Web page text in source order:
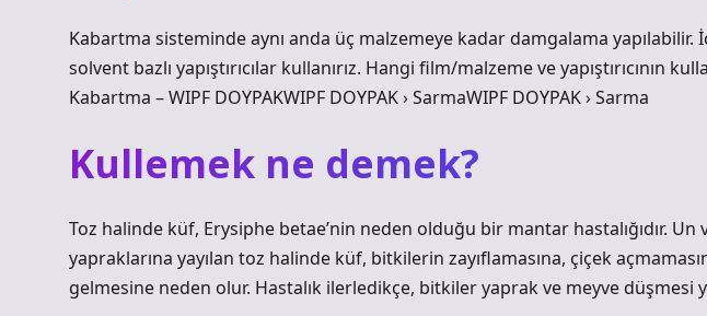
Kabartma sisteminde aynı anda üç malzemeye kadar damgalama yapılabilir.
solvent bazlı yapıştırıcılar kullanırız. Hangi film/malzeme ve yapıştırıcının
Kabartma – WIPF DOYPAKWIPF DOYPAK › SarmaWIPF DOYPAK › Sarma
Kullemek ne demek?
Toz halinde küf, Erysiphe betae’nin neden olduğu bir mantar hastalığıdır.
yapraklarına yayılan toz halinde küf, bitkilerin zayıflamasına, çiçek
gelmesine neden olur. Hastalık ilerledikçe, bitkiler yaprak ve meyve düşmesi